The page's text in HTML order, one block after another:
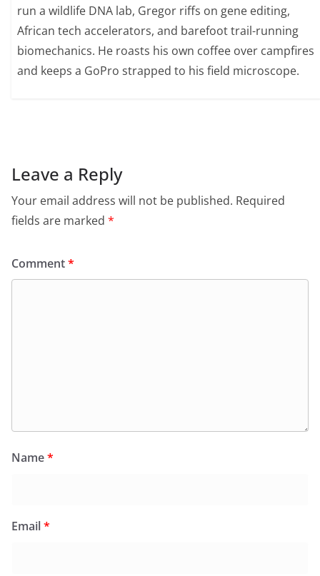
run a wildlife DNA lab, Gregor riffs on gene editing,
African tech accelerators, and barefoot trail-running
biomechanics. He roasts his own coffee over campfires
and keeps a GoPro strapped to his field microscope.
Leave a Reply
Your email address will not be published. Required
fields are marked *
Comment*
Name*
Email*